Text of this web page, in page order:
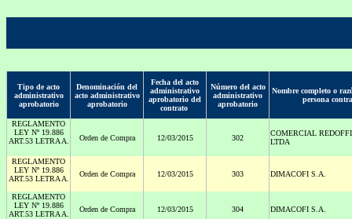
Tipo de acto
administrativo
aprobatorio
Denominación del
acto administrativo
aprobatorio
Fecha del acto
administrativo
aprobatorio del
contrato
Número del acto
administrativo
aprobatorio
Nombre completo o
persona
REGLAMENTO
LEY Nº 19.886
ART.53 LETRA A.
Orden de Compra 12/03/2015 302
COMERCIAL
LTDA
REGLAMENTO
LEY Nº 19.886
ART.53 LETRA A.
Orden de Compra 12/03/2015 303 DIMACOFI S.A.
REGLAMENTO
LEY Nº 19.886
ART.53 LETRA A.
Orden de Compra 12/03/2015 304 DIMACOFI S.A.